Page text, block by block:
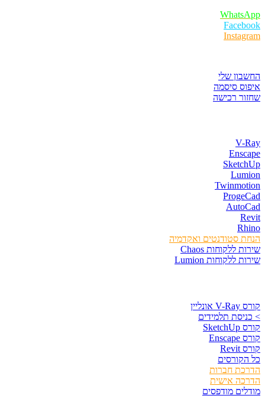
WhatsApp
Facebook
Instagram
החשבון שלי
איפוס סיסמה
שחזור רכישה
V-Ray
Enscape
SketchUp
Lumion
Twinmotion
ProgeCad
AutoCad
Revit
Rhino
הנחת סטודנטים ואקדמיה
שירות ללקוחות Chaos
שירות ללקוחות Lumion
קורס V-Ray אונליין
> כניסת תלמידים
קורס SketchUp
קורס Enscape
קורס Revit
כל הקורסים
הדרכת חברות
הדרכה אישית
מודלים מודפסים